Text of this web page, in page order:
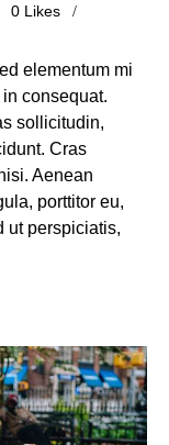
0 Likes
elementum mi
consequat.
sollicitudin,
Cras
Aenean
porttitor eu,
ut perspiciatis,